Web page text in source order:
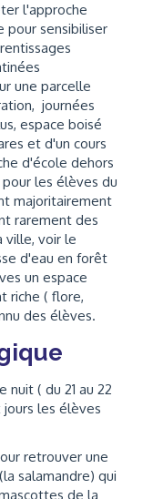
l'approche
pour sensibiliser
une parcelle
journées
espace boisé
et d'un cours
d'école dehors
les élèves du
majoritairement
rarement des
ville, voir le
d'eau en forêt
un espace
riche ( flore,
des élèves.
nuit ( du 21 au 22
les élèves
retrouver une
salamandre) qui
de la